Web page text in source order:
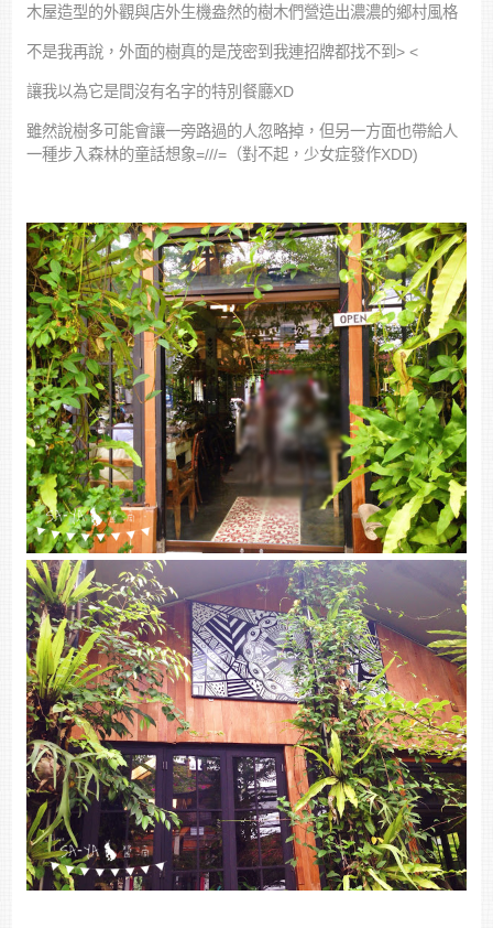
木屋造型的外觀與店外生機盎然的樹木們營造出濃濃的鄉村風格
不是我再說，外面的樹真的是茂密到我連招牌都找不到> <
讓我以為它是間沒有名字的特別餐廳XD
雖然說樹多可能會讓一旁路過的人忽略掉，但另一方面也帶給人
一種步入森林的童話想象=///=（對不起，少女症發作XDD)